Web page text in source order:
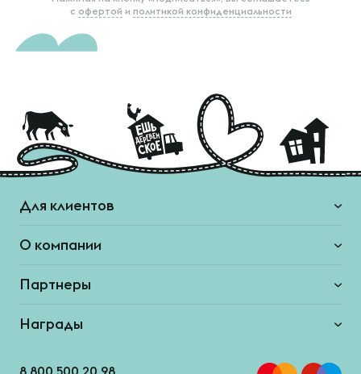
с офертой и политикой конфиденциальности
Для клиентов
О компании
Партнеры
Награды
8 800 500 20 98